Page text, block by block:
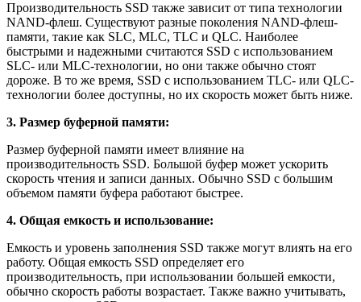
Производительность SSD также зависит от типа технологии
NAND-флеш. Существуют разные поколения NAND-флеш-
памяти, такие как SLC, MLC, TLC и QLC. Наиболее
быстрыми и надежными считаются SSD с использованием
SLC- или MLC-технологии, но они также обычно стоят
дороже. В то же время, SSD с использованием TLC- или QLC-
технологии более доступны, но их скорость может быть ниже.
3. Размер буферной памяти:
Размер буферной памяти имеет влияние на
производительность SSD. Большой буфер может ускорить
скорость чтения и записи данных. Обычно SSD с большим
объемом памяти буфера работают быстрее.
4. Общая емкость и использование:
Емкость и уровень заполнения SSD также могут влиять на его
работу. Общая емкость SSD определяет его
производительность, при использовании большей емкости,
обычно скорость работы возрастает. Также важно учитывать,